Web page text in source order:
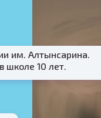
им. Алтынсарина.
школе 10 лет.